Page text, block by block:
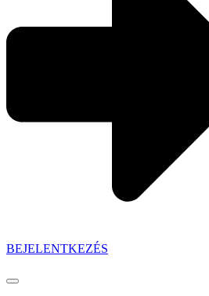
BEJELENTKEZÉS